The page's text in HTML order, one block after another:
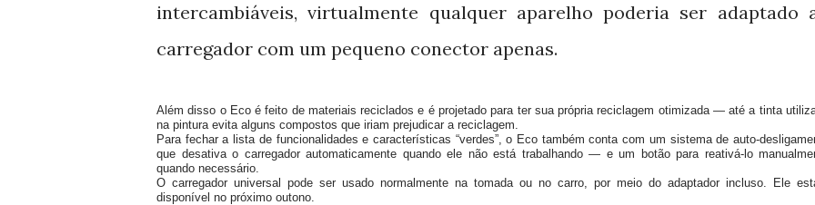
intercambiáveis, virtualmente qualquer aparelho poderia ser adaptado
carregador com um pequeno conector apenas.
Além disso o Eco é feito de materiais reciclados e é projetado para ter sua própria reciclagem otimizada — até a tinta
na pintura evita alguns compostos que iriam prejudicar a reciclagem.
Para fechar a lista de funcionalidades e características “verdes”, o Eco também conta com um sistema de auto-
que desativa o carregador automaticamente quando ele não está trabalhando — e um botão para reativá-lo
quando necessário.
O carregador universal pode ser usado normalmente na tomada ou no carro, por meio do adaptador incluso. Ele
disponível no próximo outono.